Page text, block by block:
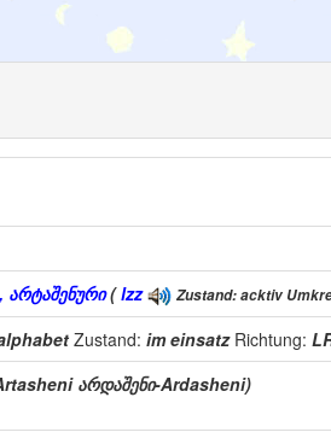
(lzz Zustand: acktiv
Zustand: im einsatz Richtung:
არდაშენი-Ardasheni)